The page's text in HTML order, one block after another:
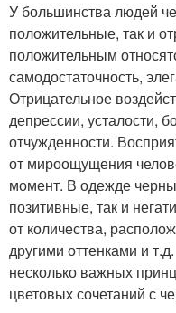
У большинства людей
положительные, так и
положительным
самодостаточность,
Отрицательное
депрессии, усталости,
отчужденности.
от мироощущения
момент. В одежде
позитивные, так и
от количества,
другими оттенками и
несколько важных
цветовых сочетаний с